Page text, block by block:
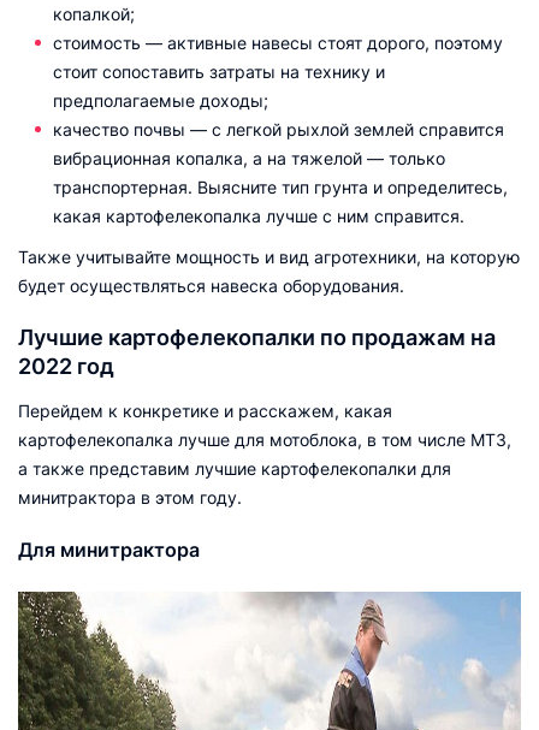
копалкой;
стоимость — активные навесы стоят дорого, поэтому
стоит сопоставить затраты на технику и
предполагаемые доходы;
качество почвы — с легкой рыхлой землей справится
вибрационная копалка, а на тяжелой — только
транспортерная. Выясните тип грунта и определитесь,
какая картофелекопалка лучше с ним справится.
Также учитывайте мощность и вид агротехники, на которую
будет осуществляться навеска оборудования.
Лучшие картофелекопалки по продажам на
2022 год
Перейдем к конкретике и расскажем, какая
картофелекопалка лучше для мотоблока, в том числе МТЗ,
а также представим лучшие картофелекопалки для
минитрактора в этом году.
Для минитрактора